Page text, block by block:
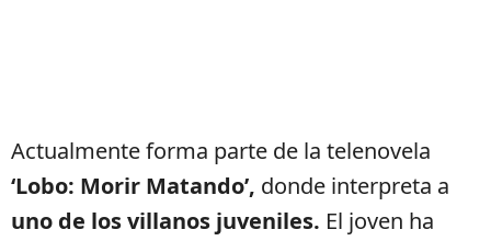
Actualmente forma parte de la telenovela
‘Lobo: Morir Matando’, donde interpreta a
uno de los villanos juveniles. El joven ha